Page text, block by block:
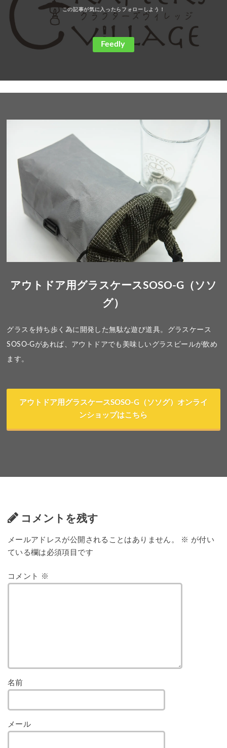
Feedly
アウトドア用グラスケースSOSO-G（ソソ
グ）
グラスを持ち歩く為に開発した無駄な遊び道具。グラスケース
SOSO-Gがあれば、アウトドアでも美味しいグラスビールが飲め
ます。
アウトドア用グラスケースSOSO-G（ソソグ）オンライ
ンショップはこちら
コメントを残す
メールアドレスが公開されることはありません。 ※ が付い
ている欄は必須項目です
コメント ※
名前
メール